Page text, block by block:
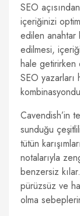
SEO
içeriğinizi
edilen
edilmesi,
hale getirirken
SEO yazarları
Cavendish’in
sunduğu
tütün
notalarıyla
benzersiz
pürüzsüz ve
olma